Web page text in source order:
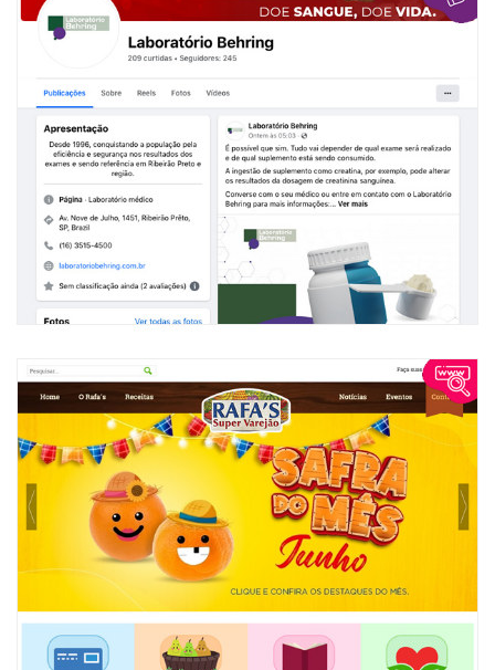
Laboratório Behring
Gestão completa das publicações, tratamento de comentários e
planejamento em campanhas focada nos clientes da singular.
VISITAR
Rafa's Super Varejão
Comunicação completa on-line tanto no site institucional
quanto a loja virtual integrada ao sistema de gestão.
VISITAR